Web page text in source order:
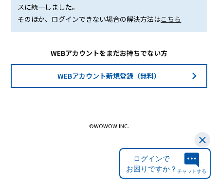
スに統一しました。
そのほか、ログインできない場合の解決方法はこちら
WEBアカウントをまだお持ちでない方
WEBアカウント新規登録（無料）
©WOWOW INC.
ログインで
お困りですか？ チャットする